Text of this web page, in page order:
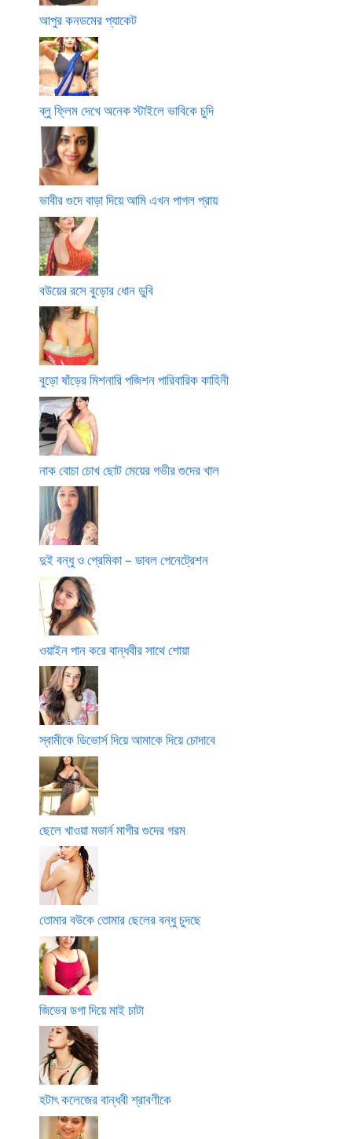
আপুর কনডমের প্যাকেট
ব্লু ফ্লিম দেখে অনেক স্টাইলে ভাবিকে চুদি
ভাবীর গুদে বাড়া দিয়ে আমি এখন পাগল প্রায়
বউয়ের রসে বুড়োর ধোন ডুবি
বুড়ো ষাঁড়ের মিশনারি পজিশন পারিবারিক কাহিনী
নাক বোচা চোখ ছোট মেয়ের গভীর গুদের খাল
দুই বন্ধু ও প্রেমিকা – ডাবল পেনেট্রেশন
ওয়াইন পান করে বান্ধবীর সাথে শোয়া
স্বামীকে ডিভোর্স দিয়ে আমাকে দিয়ে চোদাবে
ছেলে খাওয়া মডার্ন মাগীর গুদের গরম
তোমার বউকে তোমার ছেলের বন্ধু চুদছে
জিভের ডগা দিয়ে মাই চাটা
হটাৎ কলেজের বান্ধবী শ্রাবণীকে